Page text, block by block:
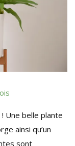
Une belle plante
ainsi qu’un
sont